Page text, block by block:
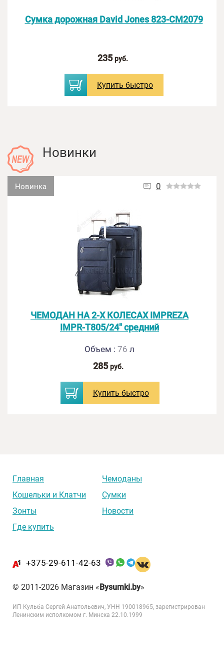
Введите текст с картинки:
Сумка дорожная David Jones 823-CM2079
235 руб.
Купить быстро
Новинки
0
Новинка
ЧЕМОДАН НА 2-Х КОЛЕСАХ IMPREZA
IMPR-T805/24" средний
Объем : 76 л
285 руб.
Купить быстро
+375-29-611-42-63
Главная
Чемоданы
Кошельки и Клатчи
Сумки
Зонты
Новости
Где купить
© 2011-2026 Магазин «Bysumki.by»
ИП Кульба Сергей Анатольевич, УНН 190018965, зарегистрирован
Ленинским исполкомом г. Минска 22.10.1999